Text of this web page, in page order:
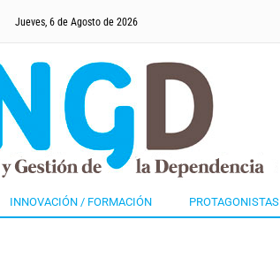
Jueves, 6 de Agosto de 2026
INNOVACIÓN / FORMACIÓN PROTAGONISTAS